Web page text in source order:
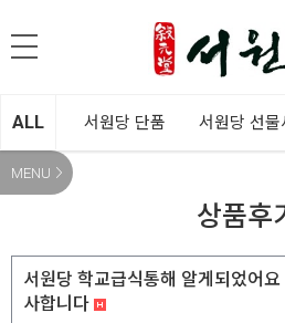
ALL 서원당 단품 서원당 선물
MENU
상품후
서원당 학교급식통해 알게되었어
사합니다